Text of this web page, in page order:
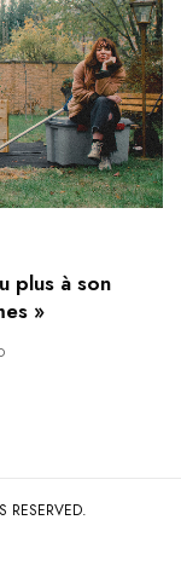
plus à son
»
RESERVED.